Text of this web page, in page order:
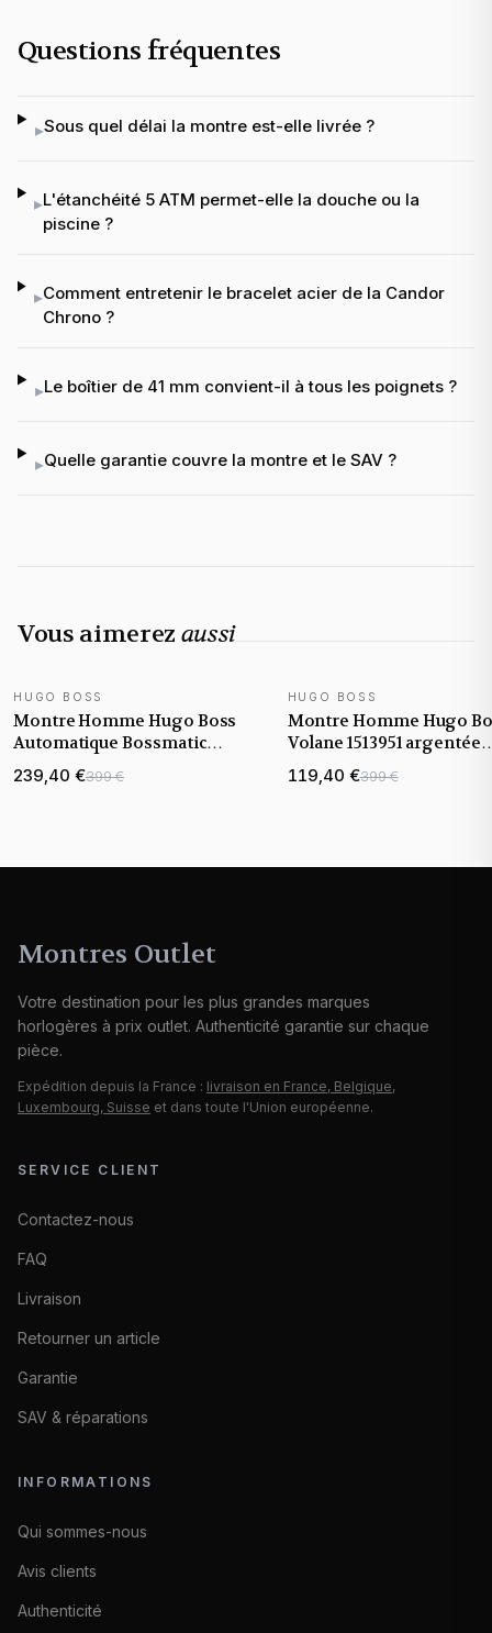
Questions fréquentes
▸Sous quel délai la montre est-elle livrée ?
▸L'étanchéité 5 ATM permet-elle la douche ou la
piscine ?
▸Comment entretenir le bracelet acier de la Candor
Chrono ?
▸Le boîtier de 41 mm convient-il à tous les poignets ?
▸Quelle garantie couvre la montre et le SAV ?
Vous aimerez aussi
NOUVEAUTÉ
HUGO BOSS
Montre Homme Hugo Boss
Automatique Bossmatic
1514178 bicolore bracelet
maillons acier
239,40 €399 €
NOUVEAUTÉ
HUGO BOSS
Montre Homme Hugo
Volane 1513951 argentée
bracelet maillons acier
119,40 €399 €
Montres Outlet
Votre destination pour les plus grandes marques
horlogères à prix outlet. Authenticité garantie sur chaque
pièce.
Expédition depuis la France : livraison en France, Belgique,
Luxembourg, Suisse et dans toute l'Union européenne.
SERVICE CLIENT
Contactez-nous
FAQ
Livraison
Retourner un article
Garantie
SAV & réparations
INFORMATIONS
Qui sommes-nous
Avis clients
Authenticité